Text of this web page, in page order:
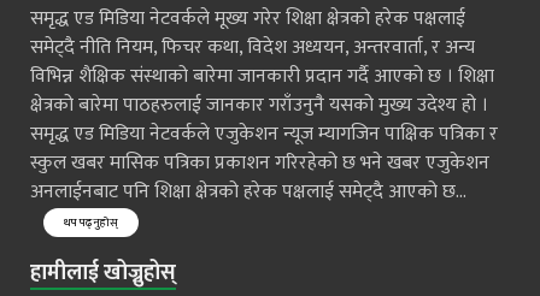
समृद्ध एड मिडिया नेटवर्कले मूख्य गरेर शिक्षा क्षेत्रको हरेक पक्षलाई
समेट्दै नीति नियम, फिचर कथा, विदेश अध्ययन, अन्तरवार्ता, र अन्य
विभिन्न शैक्षिक संस्थाको बारेमा जानकारी प्रदान गर्दै आएको छ । शिक्षा
क्षेत्रको बारेमा पाठहरुलाई जानकार गराँउनुनै यसको मुख्य उदेश्य हो ।
समृद्ध एड मिडिया नेटवर्कले एजुकेशन न्यूज म्यागजिन पाक्षिक पत्रिका र
स्कुल खबर मासिक पत्रिका प्रकाशन गरिरहेको छ भने खबर एजुकेशन
अनलाईनबाट पनि शिक्षा क्षेत्रको हरेक पक्षलाई समेट्दै आएको छ...
थप पढ्नुहोस्
हामीलाई खोज्नुहोस्